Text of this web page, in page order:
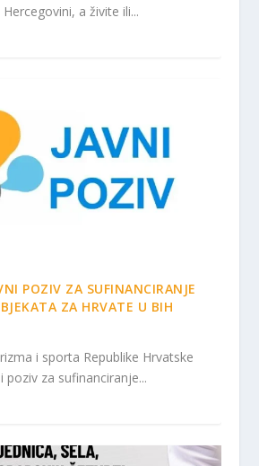
a živite ili...
POZIV ZA SUFINANCIRANJE
ZA HRVATE U BIH
i sporta Republike Hrvatske
poziv za sufinanciranje...